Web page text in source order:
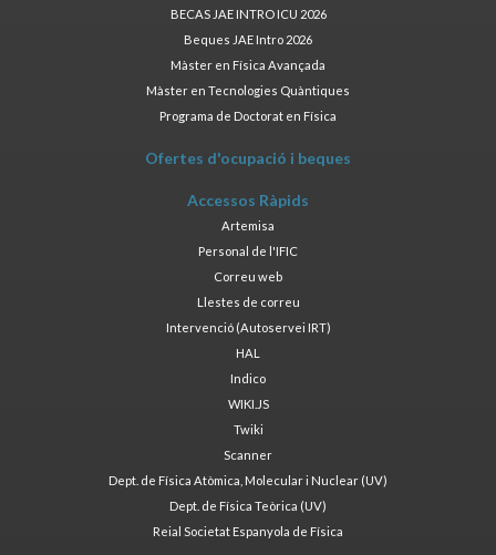
BECAS JAE INTRO ICU 2026
Beques JAE Intro 2026
Màster en Física Avançada
Màster en Tecnologies Quàntiques
Programa de Doctorat en Física
Ofertes d'ocupació i beques
Accessos Ràpids
Artemisa
Personal de l'IFIC
Correu web
Llestes de correu
Intervenció (Autoservei IRT)
HAL
Indico
WIKI.JS
Twiki
Scanner
Dept. de Física Atòmica, Molecular i Nuclear (UV)
Dept. de Física Teòrica (UV)
Reial Societat Espanyola de Física